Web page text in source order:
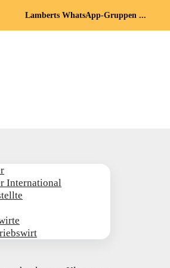
International
Lamberts WhatsApp-Gruppen ...